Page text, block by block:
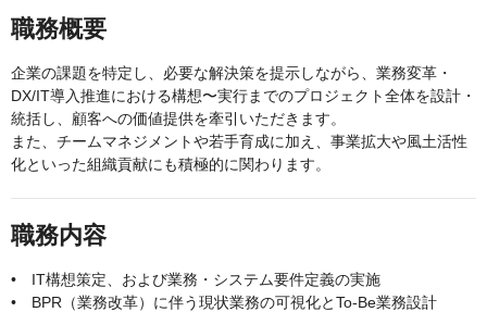
職務概要
企業の課題を特定し、必要な解決策を提示しながら、業務変革・
DX/IT導入推進における構想〜実行までのプロジェクト全体を設計・
統括し、顧客への価値提供を牽引いただきます。
また、チームマネジメントや若手育成に加え、事業拡大や風土活性
化といった組織貢献にも積極的に関わります。
職務内容
• IT構想策定、および業務・システム要件定義の実施
• BPR（業務改革）に伴う現状業務の可視化とTo-Be業務設計